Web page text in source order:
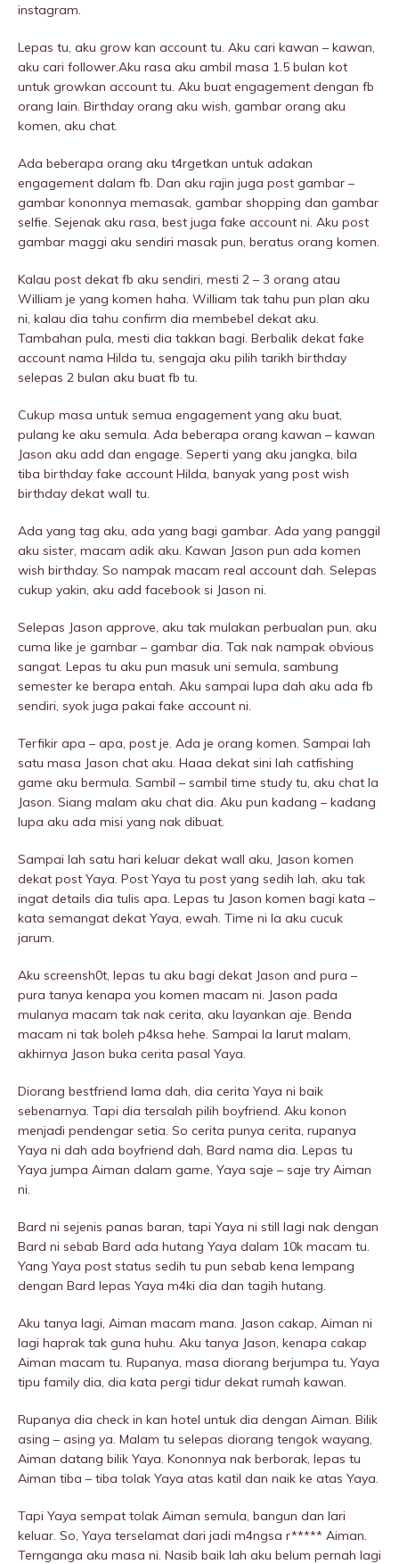
instagram.
Lepas tu, aku grow kan account tu. Aku cari kawan – kawan,
aku cari follower.Aku rasa aku ambil masa 1.5 bulan kot
untuk growkan account tu. Aku buat engagement dengan fb
orang lain. Birthday orang aku wish, gambar orang aku
komen, aku chat.
Ada beberapa orang aku t4rgetkan untuk adakan
engagement dalam fb. Dan aku rajin juga post gambar –
gambar kononnya memasak, gambar shopping dan gambar
selfie. Sejenak aku rasa, best juga fake account ni. Aku post
gambar maggi aku sendiri masak pun, beratus orang komen.
Kalau post dekat fb aku sendiri, mesti 2 – 3 orang atau
William je yang komen haha. William tak tahu pun plan aku
ni, kalau dia tahu confirm dia membebel dekat aku.
Tambahan pula, mesti dia takkan bagi. Berbalik dekat fake
account nama Hilda tu, sengaja aku pilih tarikh birthday
selepas 2 bulan aku buat fb tu.
Cukup masa untuk semua engagement yang aku buat,
pulang ke aku semula. Ada beberapa orang kawan – kawan
Jason aku add dan engage. Seperti yang aku jangka, bila
tiba birthday fake account Hilda, banyak yang post wish
birthday dekat wall tu.
Ada yang tag aku, ada yang bagi gambar. Ada yang panggil
aku sister, macam adik aku. Kawan Jason pun ada komen
wish birthday. So nampak macam real account dah. Selepas
cukup yakin, aku add facebook si Jason ni.
Selepas Jason approve, aku tak mulakan perbualan pun, aku
cuma like je gambar – gambar dia. Tak nak nampak obvious
sangat. Lepas tu aku pun masuk uni semula, sambung
semester ke berapa entah. Aku sampai lupa dah aku ada fb
sendiri, syok juga pakai fake account ni.
Terfikir apa – apa, post je. Ada je orang komen. Sampai lah
satu masa Jason chat aku. Haaa dekat sini lah catfishing
game aku bermula. Sambil – sambil time study tu, aku chat la
Jason. Siang malam aku chat dia. Aku pun kadang – kadang
lupa aku ada misi yang nak dibuat.
Sampai lah satu hari keluar dekat wall aku, Jason komen
dekat post Yaya. Post Yaya tu post yang sedih lah, aku tak
ingat details dia tulis apa. Lepas tu Jason komen bagi kata –
kata semangat dekat Yaya, ewah. Time ni la aku cucuk
jarum.
Aku screensh0t, lepas tu aku bagi dekat Jason and pura –
pura tanya kenapa you komen macam ni. Jason pada
mulanya macam tak nak cerita, aku layankan aje. Benda
macam ni tak boleh p4ksa hehe. Sampai la larut malam,
akhirnya Jason buka cerita pasal Yaya.
Diorang bestfriend lama dah, dia cerita Yaya ni baik
sebenarnya. Tapi dia tersalah pilih boyfriend. Aku konon
menjadi pendengar setia. So cerita punya cerita, rupanya
Yaya ni dah ada boyfriend dah, Bard nama dia. Lepas tu
Yaya jumpa Aiman dalam game, Yaya saje – saje try Aiman
ni.
Bard ni sejenis panas baran, tapi Yaya ni still lagi nak dengan
Bard ni sebab Bard ada hutang Yaya dalam 10k macam tu.
Yang Yaya post status sedih tu pun sebab kena Iempang
dengan Bard lepas Yaya m4ki dia dan tagih hutang.
Aku tanya lagi, Aiman macam mana. Jason cakap, Aiman ni
lagi haprak tak guna huhu. Aku tanya Jason, kenapa cakap
Aiman macam tu. Rupanya, masa diorang berjumpa tu, Yaya
tipu family dia, dia kata pergi tidur dekat rumah kawan.
Rupanya dia check in kan hotel untuk dia dengan Aiman. Bilik
asing – asing ya. Malam tu selepas diorang tengok wayang,
Aiman datang bilik Yaya. Kononnya nak berborak, lepas tu
Aiman tiba – tiba tolak Yaya atas katil dan naik ke atas Yaya.
Tapi Yaya sempat tolak Aiman semula, bangun dan lari
keluar. So, Yaya terselamat dari jadi m4ngsa r***** Aiman.
Ternganga aku masa ni. Nasib baik lah aku belum pernah lagi